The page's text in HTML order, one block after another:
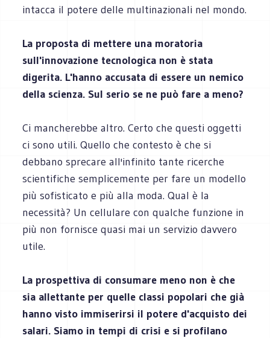
intacca il potere delle multinazionali nel mondo.
La proposta di mettere una moratoria
sull'innovazione tecnologica non è stata
digerita. L'hanno accusata di essere un nemico
della scienza. Sul serio se ne può fare a meno?
Ci mancherebbe altro. Certo che questi oggetti
ci sono utili. Quello che contesto è che si
debbano sprecare all'infinito tante ricerche
scientifiche semplicemente per fare un modello
più sofisticato e più alla moda. Qual è la
necessità? Un cellulare con qualche funzione in
più non fornisce quasi mai un servizio davvero
utile.
La prospettiva di consumare meno non è che
sia allettante per quelle classi popolari che già
hanno visto immiserirsi il potere d'acquisto dei
salari. Siamo in tempi di crisi e si profilano